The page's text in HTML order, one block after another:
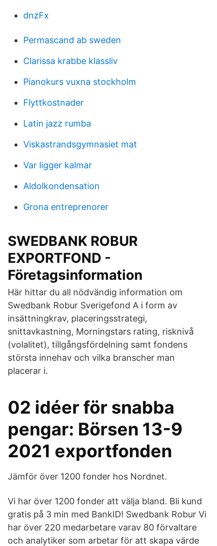
dnzFx
Permascand ab sweden
Clarissa krabbe klassliv
Pianokurs vuxna stockholm
Flyttkostnader
Latin jazz rumba
Viskastrandsgymnasiet mat
Var ligger kalmar
Aldolkondensation
Grona entreprenorer
SWEDBANK ROBUR
EXPORTFOND -
Företagsinformation
Här hittar du all nödvändig information om
Swedbank Robur Sverigefond A i form av
insättningkrav, placeringsstrategi,
snittavkastning, Morningstars rating, risknivå
(volalitet), tillgångsfördelning samt fondens
största innehav och vilka branscher man
placerar i.
02 idéer för snabba
pengar: Börsen 13-9
2021 exportfonden
Jämför över 1200 fonder hos Nordnet.
Vi har över 1200 fonder att välja bland. Bli kund
gratis på 3 min med BankID! Swedbank Robur Vi
har över 220 medarbetare varav 80 förvaltare
och analytiker som arbetar för att skapa värde